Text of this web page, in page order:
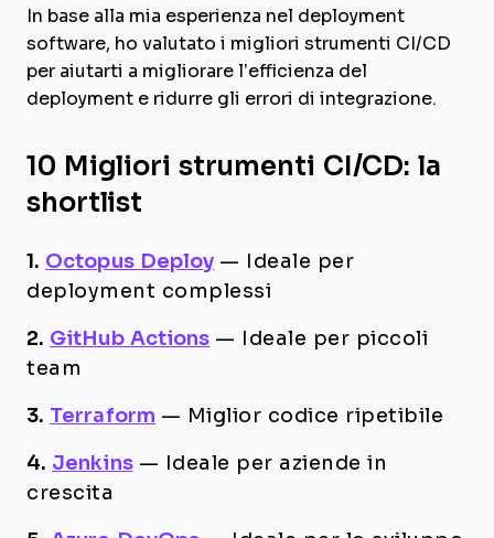
In base alla mia esperienza nel deployment
software, ho valutato i migliori strumenti CI/CD
per aiutarti a migliorare l’efficienza del
deployment e ridurre gli errori di integrazione.
10 Migliori strumenti CI/CD: la
shortlist
1. Octopus Deploy —
Ideale per
deployment complessi
2. GitHub Actions —
Ideale per piccoli
team
3. Terraform — Miglior codice ripetibile
4. Jenkins —
Ideale per aziende in
crescita